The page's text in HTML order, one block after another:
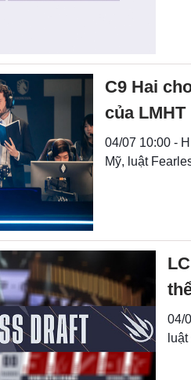
C9 Hai
của LMHT
04/07 10:00 -
Mỹ, luật
04/